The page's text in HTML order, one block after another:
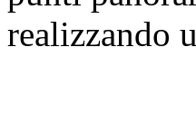
realizzando